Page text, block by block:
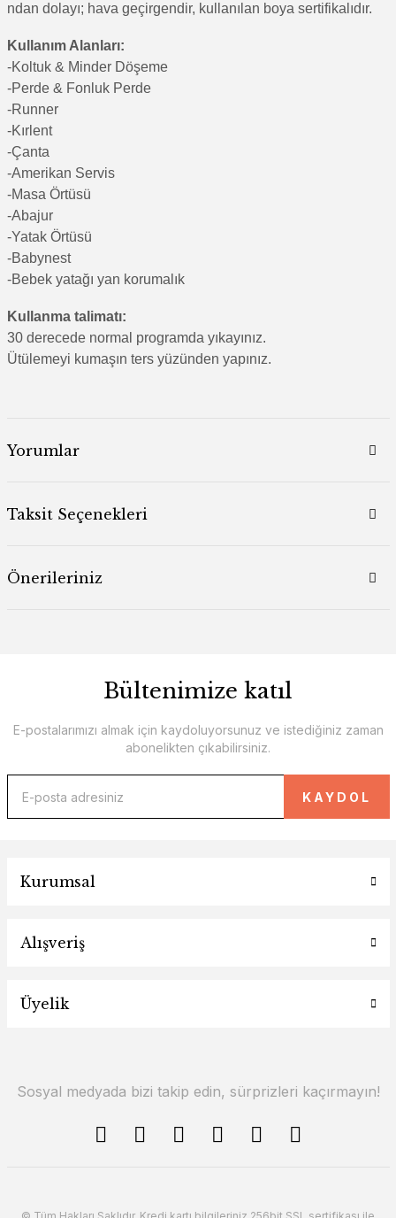
ndan dolayı; hava geçirgendir, kullanılan boya sertifikalıdır.
Kullanım Alanları:
-Koltuk & Minder Döşeme
-Perde & Fonluk Perde
-Runner
-Kırlent
-Çanta
-Amerikan Servis
-Masa Örtüsü
-Abajur
-Yatak Örtüsü
-Babynest
-Bebek yatağı yan korumalık
Kullanma talimatı:
30 derecede normal programda yıkayınız.
Ütülemeyi kumaşın ters yüzünden yapınız.
Yorumlar
Taksit Seçenekleri
Önerileriniz
Bültenimize katıl
E-postalarımızı almak için kaydoluyorsunuz ve istediğiniz zaman
abonelikten çıkabilirsiniz.
KAYDOL
Kurumsal
Alışveriş
Üyelik
Sosyal medyada bizi takip edin, sürprizleri kaçırmayın!